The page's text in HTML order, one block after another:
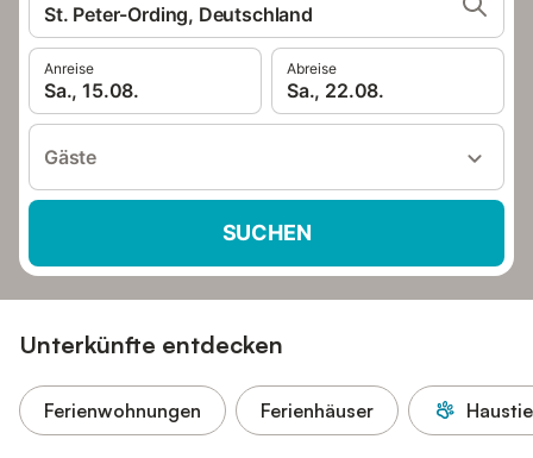
St. Peter-Ording, Deutschland
Anreise
Sa., 15.08.
Abreise
Sa., 22.08.
Gäste
SUCHEN
Unterkünfte entdecken
Ferienwohnungen Ferienhäuser